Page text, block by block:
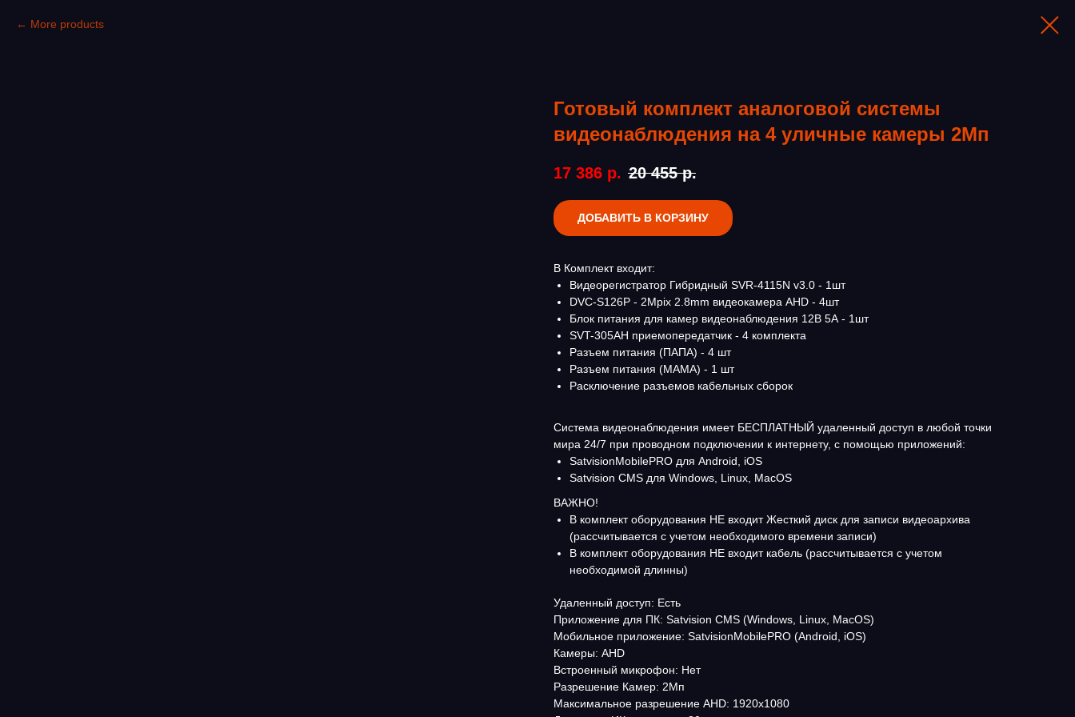
More products
Готовый комплект аналоговой системы
видеонаблюдения на 4 уличные камеры 2Мп
17 386 р. 20 455 р.
ДОБАВИТЬ В КОРЗИНУ
В Комплект входит:
Видеорегистратор Гибридный SVR-4115N v3.0 - 1шт
DVC-S126P - 2Mpix 2.8mm видеокамера AHD - 4шт
Блок питания для камер видеонаблюдения 12В 5А - 1шт
SVT-305AH приемопередатчик - 4 комплекта
Разъем питания (ПАПА) - 4 шт
Разъем питания (МАМА) - 1 шт
Расключение разъемов кабельных сборок
Система видеонаблюдения имеет БЕСПЛАТНЫЙ удаленный доступ в любой точки
мира 24/7 при проводном подключении к интернету, с помощью приложений:
SatvisionMobilePRO для Android, iOS
Satvision CMS для Windows, Linux, MacOS
ВАЖНО!
В комплект оборудования НЕ входит Жесткий диск для записи видеоархива
(рассчитывается с учетом необходимого времени записи)
В комплект оборудования НЕ входит кабель (рассчитывается с учетом
необходимой длинны)
Удаленный доступ: Есть
Приложение для ПК: Satvision CMS (Windows, Linux, MacOS)
Мобильное приложение: SatvisionMobilePRO (Android, iOS)
Камеры: AHD
Встроенный микрофон: Нет
Разрешение Камер: 2Мп
Максимальное разрешение AHD: 1920х1080